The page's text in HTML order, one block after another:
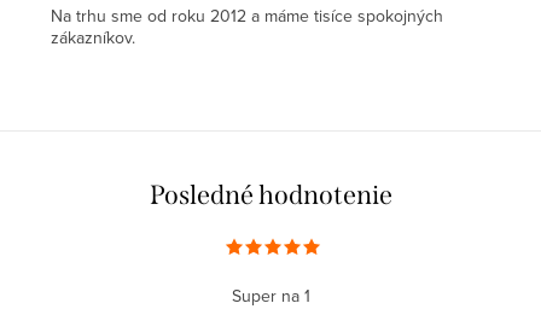
Na trhu sme od roku 2012 a máme tisíce spokojných
zákazníkov.
Posledné hodnotenie
Super na 1